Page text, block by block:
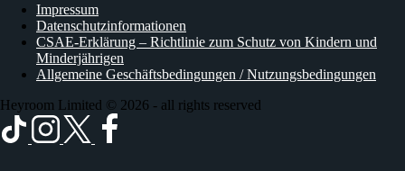
Impressum
Datenschutzinformationen
CSAE-Erklärung – Richtlinie zum Schutz von Kindern und
Minderjährigen
Allgemeine Geschäftsbedingungen / Nutzungsbedingungen
Heyroom Limited © 2026 - all rights reserved